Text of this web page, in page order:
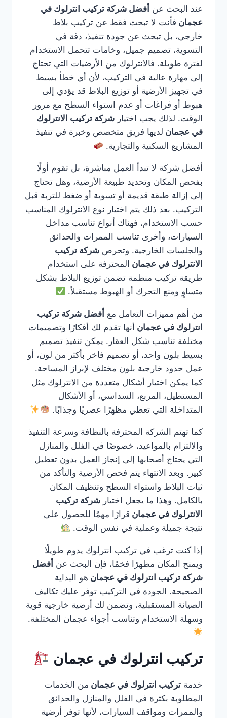
عند البحث عن أفضل شركة تركيب انترلوك في
عجمان فأنت لا تبحث فقط عن تركيب بلاط
خارجي، بل تبحث عن جودة تنفيذ، دقة في
التسوية، تصميم جميل، وخامات تتحمل الاستخدام
لفترة طويلة. فالانترلوك من الأرضيات التي تحتاج
إلى مهارة عالية في التركيب، لأن أي خطأ بسيط
في تجهيز الأرضية أو توزيع البلاط قد يؤدي إلى
هبوط أو فراغات أو عدم استواء السطح مع مرور
الوقت. لذلك يجب اختيار شركة تركيب الانترلوك
في عجمان لديها فريق متخصص وخبرة في تنفيذ
المشاريع السكنية والتجارية.
أفضل شركة لا تبدأ العمل مباشرة، بل تقوم أولًا
بفحص المكان وتحديد طبيعة الأرضية، وهل تحتاج
إلى إزالة طبقة قديمة أو تسوية أو ضغط للتربة قبل
التركيب. بعد ذلك يتم اختيار نوع الانترلوك المناسب
حسب الاستخدام، فهناك أنواع تناسب مداخل
السيارات، وأخرى تناسب الممرات والحدائق
والجلسات الخارجية. وتحرص شركة تركيب
الانترلوك في عجمان المحترفة على استخدام
طريقة تركيب منظمة تضمن توزيع البلاط بشكل
متساوٍ ومنع التحرك أو الهبوط مستقبلاً.
من أهم مميزات التعامل مع أفضل شركة تركيب
انترلوك في عجمان أنها تقدم لك أفكارًا وتصميمات
مختلفة تناسب شكل العقار. يمكن تنفيذ تصميم
بسيط بلون واحد، أو تصميم فاخر بأكثر من لون، أو
عمل حدود خارجية بلون مختلف لإبراز المساحة.
كما يمكن اختيار أشكال متعددة من الانترلوك مثل
المستطيل، المربع، السداسي، أو الأشكال
المتداخلة التي تعطي مظهرًا عصريًا وجذابًا.
كما تهتم الشركة المحترفة بالنظافة وسرعة التنفيذ
والالتزام بالمواعيد، خصوصًا في الفلل والمنازل
التي يحتاج أصحابها إلى إنجاز العمل بدون تعطيل
كبير. وبعد الانتهاء يتم فحص الأرضية والتأكد من
ثبات البلاط واستواء السطح وتنظيف المكان
بالكامل. وهذا ما يجعل اختيار شركة تركيب
الانترلوك في عجمان قرارًا مهمًا للحصول على
نتيجة جميلة وعملية في نفس الوقت.
إذا كنت ترغب في تركيب انترلوك يدوم طويلًا
ويمنح المكان مظهرًا فخمًا، فإن البحث عن أفضل
شركة تركيب انترلوك في عجمان هو البداية
الصحيحة. الجودة في التركيب توفر عليك تكاليف
الصيانة المستقبلية، وتضمن لك أرضية خارجية قوية
وسهلة الاستخدام وتناسب أجواء عجمان المختلفة.
تركيب انترلوك في عجمان
خدمة تركيب انترلوك في عجمان من الخدمات
المطلوبة بكثرة في الفلل والمنازل والحدائق
والممرات ومواقف السيارات، لأنها توفر أرضية